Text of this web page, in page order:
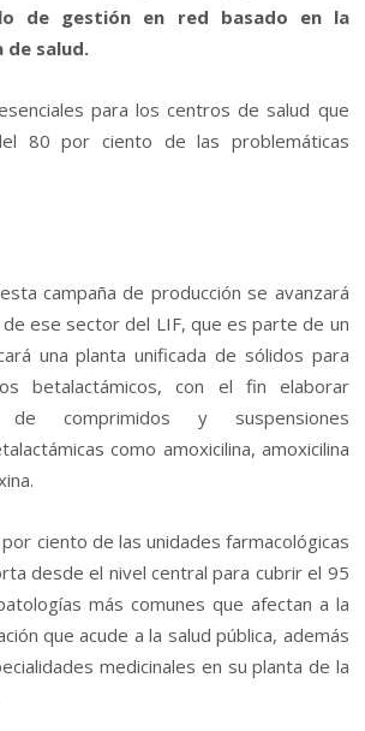
de gestión en red basado en la
de salud.
para los centros de salud que
80 por ciento de las problemáticas
campaña de producción se avanzará
ese sector del LIF, que es parte de un
una planta unificada de sólidos para
betalactámicos, con el fin elaborar
comprimidos y suspensiones
como amoxicilina, amoxicilina
ciento de las unidades farmacológicas
desde el nivel central para cubrir el 95
más comunes que afectan a la
que acude a la salud pública, además
medicinales en su planta de la